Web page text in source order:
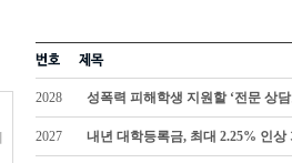
2028 성폭력 피해학생 지원할 ‘전문 상
2027 내년 대학등록금, 최대 2.25% 인